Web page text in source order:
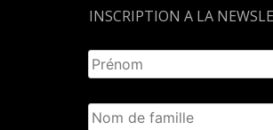
INSCRIPTION A LA